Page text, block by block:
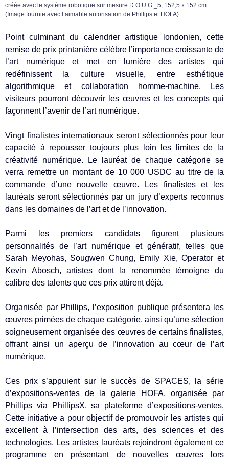
créée avec le système robotique sur mesure D.O.U.G._5, 152,5 x 152 cm
(Image fournie avec l’aimable autorisation de Phillips et HOFA)
Point culminant du calendrier artistique londonien, cette
remise de prix printanière célèbre l’importance croissante de
l’art numérique et met en lumière des artistes qui
redéfinissent la culture visuelle, entre esthétique
algorithmique et collaboration homme-machine. Les
visiteurs pourront découvrir les œuvres et les concepts qui
façonnent l’avenir de l’art numérique.
Vingt finalistes internationaux seront sélectionnés pour leur
capacité à repousser toujours plus loin les limites de la
créativité numérique. Le lauréat de chaque catégorie se
verra remettre un montant de 10 000 USDC au titre de la
commande d’une nouvelle œuvre. Les finalistes et les
lauréats seront sélectionnés par un jury d’experts reconnus
dans les domaines de l’art et de l’innovation.
Parmi les premiers candidats figurent plusieurs
personnalités de l’art numérique et génératif, telles que
Sarah Meyohas, Sougwen Chung, Emily Xie, Operator et
Kevin Abosch, artistes dont la renommée témoigne du
calibre des talents que ces prix attirent déjà.
Organisée par Phillips, l’exposition publique présentera les
œuvres primées de chaque catégorie, ainsi qu’une sélection
soigneusement organisée des œuvres de certains finalistes,
offrant ainsi un aperçu de l’innovation au cœur de l’art
numérique.
Ces prix s’appuient sur le succès de SPACES, la série
d’expositions-ventes de la galerie HOFA, organisée par
Phillips via PhillipsX, sa plateforme d’expositions-ventes.
Cette initiative a pour objectif de promouvoir les artistes qui
excellent à l’intersection des arts, des sciences et des
technologies. Les artistes lauréats rejoindront également ce
programme en présentant de nouvelles œuvres lors